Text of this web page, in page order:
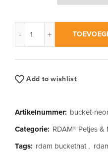
Add to wishlist
Artikelnummer: bucket-
Categorie: RDAM® Petjes &
Tags: rdam buckethat ,